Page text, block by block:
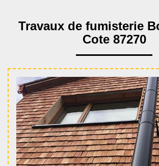
Travaux de fumisterie
Cote 87270